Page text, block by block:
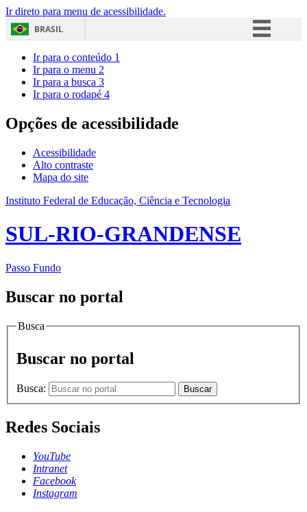
Ir direto para menu de acessibilidade.
BRASIL
Acesso à informação
Ir para o conteúdo 1
Ir para o menu 2
Ir para a busca 3
Ir para o rodapé 4
Opções de acessibilidade
Acessibilidade
Alto contraste
Mapa do site
Instituto Federal de Educação, Ciência e Tecnologia
SUL-RIO-GRANDENSE
Passo Fundo
Buscar no portal
Busca
Buscar no portal
Busca: Buscar
Redes Sociais
YouTube
Intranet
Facebook
Instagram